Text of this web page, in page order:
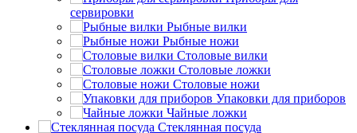
сервировки
Рыбные вилки
Рыбные ножи
Столовые вилки
Столовые ложки
Столовые ножи
Упаковки для приборов
Чайные ложки
Стеклянная посуда